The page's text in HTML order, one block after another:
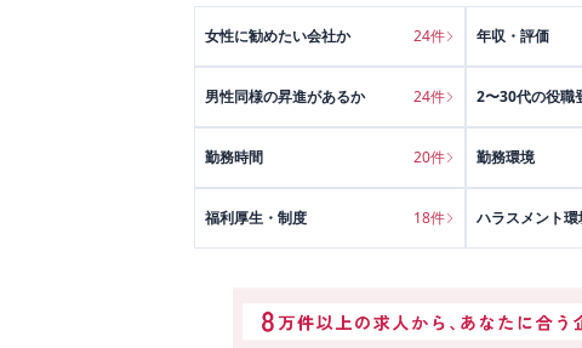
女性に勧めたい会社か 24件 年収・評価
男性同様の昇進があるか 24件 2〜30代の役職
勤務時間 20件 勤務環境
福利厚生・制度 18件 ハラスメント環